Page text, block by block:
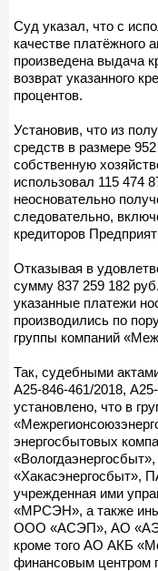
Суд указал, что с
качестве платёжного
произведена выдача
возврат указанного
процентов.
Установив, что из
средств в размере
собственную
использовал 115 474
неосновательно
следовательно,
кредиторов
Отказывая в
сумму 837 259 182
указанные платежи
производились по
группы компаний
Так, судебными
А25-846-461/2018,
установлено, что в
энергосбытовых
«Хакасэнергосбыт»,
учрежденная ими
«МРСЭН», а также
ООО «АСЭП», АО
кроме того АО АКБ
финансовым центром